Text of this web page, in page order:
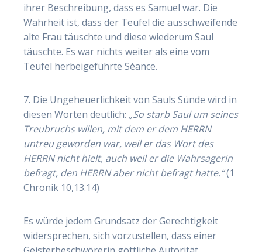
ihrer Beschreibung, dass es Samuel war. Die
Wahrheit ist, dass der Teufel die ausschweifende
alte Frau täuschte und diese wiederum Saul
täuschte. Es war nichts weiter als eine vom
Teufel herbeigeführte Séance.
7. Die Ungeheuerlichkeit von Sauls Sünde wird in
diesen Worten deutlich: „So starb Saul um seines
Treubruchs willen, mit dem er dem HERRN
untreu geworden war, weil er das Wort des
HERRN nicht hielt, auch weil er die Wahrsagerin
befragt, den HERRN aber nicht befragt hatte.“(1
Chronik 10,13.14)
Es würde jedem Grundsatz der Gerechtigkeit
widersprechen, sich vorzustellen, dass einer